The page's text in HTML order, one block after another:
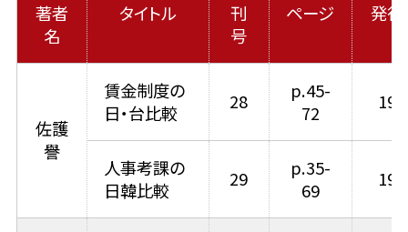
著者
名
タイトル
刊
号
ページ 発
佐護
譽
賃金制度の
日・台比較
28
p.45-
72
人事考課の
日韓比較
29
p.35-
69